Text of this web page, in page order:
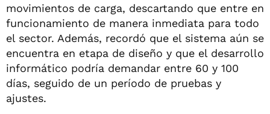
movimientos de carga, descartando que entre en
funcionamiento de manera inmediata para todo
el sector. Además, recordó que el sistema aún se
encuentra en etapa de diseño y que el desarrollo
informático podría demandar entre 60 y 100
días, seguido de un período de pruebas y
ajustes.